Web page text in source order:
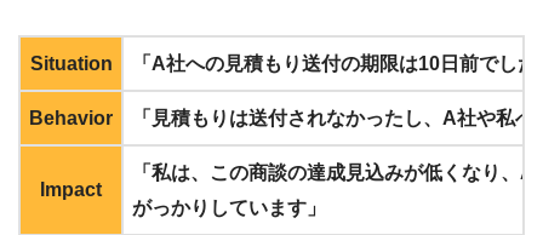
Situation 「A社への見積もり送付の期限は10日前でした
Behavior 「見積もりは送付されなかったし、A社や私
Impact
「私は、この商談の達成見込みが低くなり、
がっかりしています」